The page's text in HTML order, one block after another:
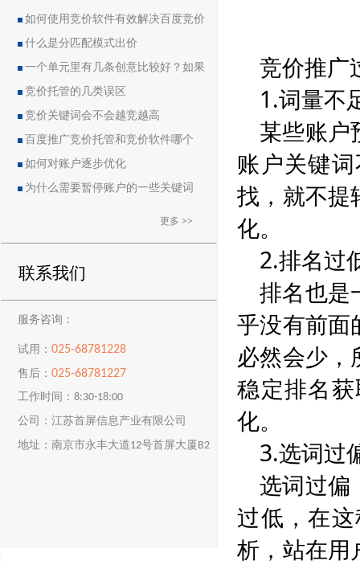
如何使用竞价软件有效解决百度竞价
中的恶点问题
什么是分匹配模式出价
一个单元里有几条创意比较好？如果
删除创意会导致账户流量突然下降吗？
竞价托管的几类误区
竞价关键词会不会越竞越高
百度推广竞价托管和竞价软件哪个
好？
如何对账户逐步优化
为什么需要暂停账户的一些关键词
更多 >>
联系我们
服务咨询：
试用：025-68781228
售后：025-68781227
工作时间：8:30-18:00
公司：江苏首屏信息产业有限公司
地址：南京市永丰大道12号首屏大厦B2
竞价推广
1.词量不
某些账户
账户关键
找，就不提
化。
2.排名过
排名也是
乎没有前面
必然会少，
稳定排名
化。
3.选词过
选词过偏
过低，在
析，站在用